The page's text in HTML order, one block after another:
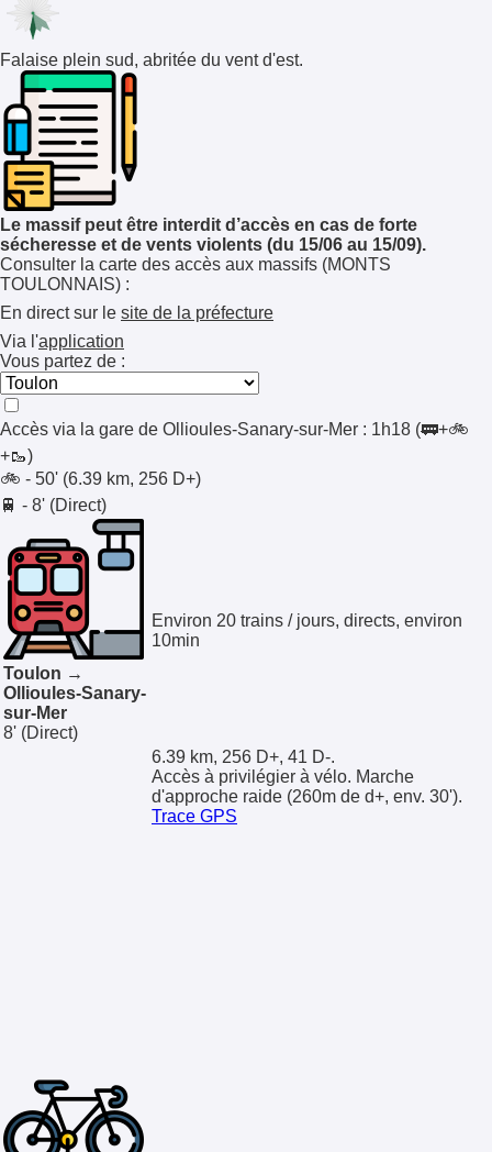
Falaise plein sud, abritée du vent d'est.
Le massif peut être interdit d’accès en cas de forte
sécheresse et de vents violents (du 15/06 au 15/09).
Consulter la carte des accès aux massifs (MONTS
TOULONNAIS) :
En direct sur le site de la préfecture
Via l'application
Vous partez de :
Accès via la gare de Ollioules-Sanary-sur-Mer : 1h18 (🚃+🚲
+🥾)
🚲 - 50' (6.39 km, 256 D+)
🚆 - 8' (Direct)
Toulon →
Ollioules-Sanary-
sur-Mer
8' (Direct)
Environ 20 trains / jours, directs, environ
10min
6.39 km, 256 D+, 41 D-.
Accès à privilégier à vélo. Marche
d'approche raide (260m de d+, env. 30').
Trace GPS